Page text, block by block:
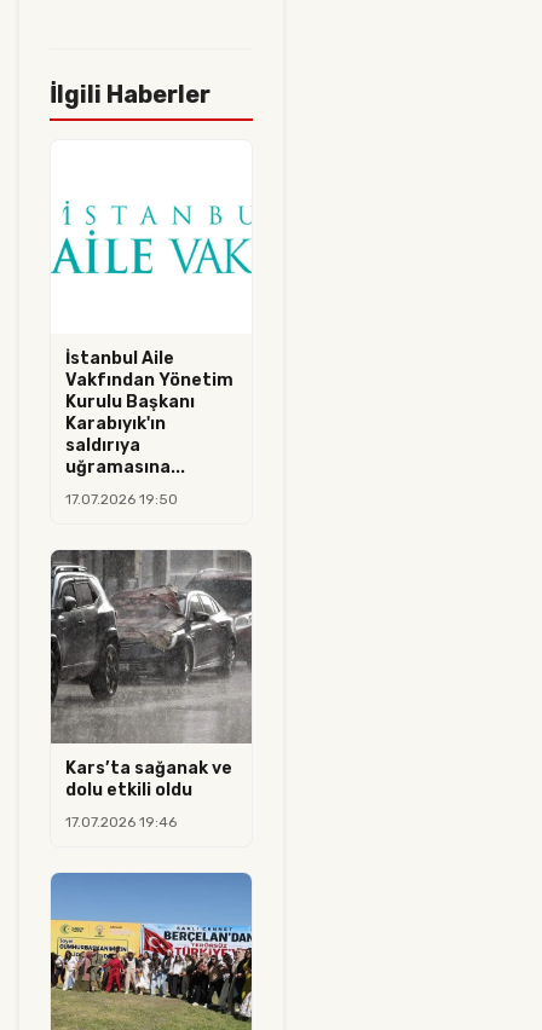
İlgili Haberler
İstanbul Aile
Vakfından Yönetim
Kurulu Başkanı
Karabıyık'ın
saldırıya
uğramasına...
17.07.2026 19:50
Kars’ta sağanak ve
dolu etkili oldu
17.07.2026 19:46